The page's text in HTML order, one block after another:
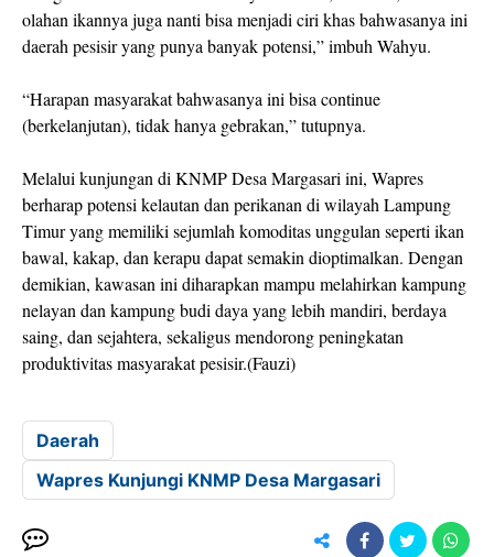
olahan ikannya juga nanti bisa menjadi ciri khas bahwasanya ini
daerah pesisir yang punya banyak potensi,” imbuh Wahyu.
“Harapan masyarakat bahwasanya ini bisa continue
(berkelanjutan), tidak hanya gebrakan,” tutupnya.
Melalui kunjungan di KNMP Desa Margasari ini, Wapres
berharap potensi kelautan dan perikanan di wilayah Lampung
Timur yang memiliki sejumlah komoditas unggulan seperti ikan
bawal, kakap, dan kerapu dapat semakin dioptimalkan. Dengan
demikian, kawasan ini diharapkan mampu melahirkan kampung
nelayan dan kampung budi daya yang lebih mandiri, berdaya
saing, dan sejahtera, sekaligus mendorong peningkatan
produktivitas masyarakat pesisir.(Fauzi)
Daerah
Wapres Kunjungi KNMP Desa Margasari